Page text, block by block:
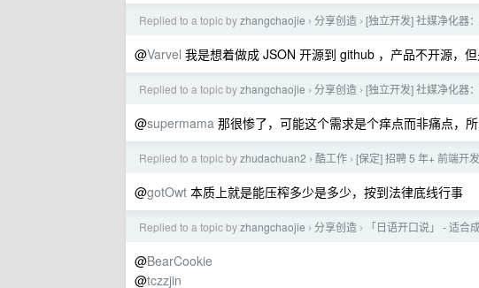
Replied to a topic byzhangchaojie › 分享创造 › [独立开发] 社媒净化器
@Varvel 我是想着做成 JSON 开源到 github ，产品不开源，但
Replied to a topic byzhangchaojie › 分享创造 › [独立开发] 社媒净化器
@supermama 那很惨了，可能这个需求是个痒点而非痛点，
Replied to a topic byzhudachuan2 › 酷工作 › [保定] 招聘 5 年+ 前端开
@gotOwt 本质上就是能压榨多少是多少，按到法律底线行事
Replied to a topic byzhangchaojie › 分享创造 › 「日语开口说」 - 适合
@BearCookie
@tczzjin